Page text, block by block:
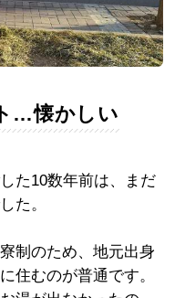
…懐かしい
た10数年前は、まだ
た。
制のため、地元出身
住むのが普通です。